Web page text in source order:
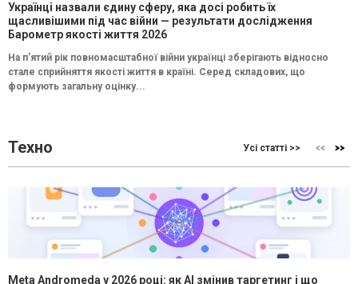
Українці назвали єдину сферу, яка досі робить їх
щасливішими під час війни — результати дослідження
Барометр якості життя 2026
На п’ятий рік повномасштабної війни українці зберігають відносно
стале сприйняття якості життя в країні. Серед складових, що
формують загальну оцінку...
Техно Усі статті >>
Meta Andromeda у 2026 році: як AI змінив таргетинг і що